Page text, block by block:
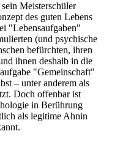
Meisterschüler
des guten Lebens
"Lebensaufgaben"
(und psychische
befürchten, ihren
ihnen deshalb in die
"Gemeinschaft"
– unter anderem als
Doch offenbar ist
in Berührung
als legitime Ahnin